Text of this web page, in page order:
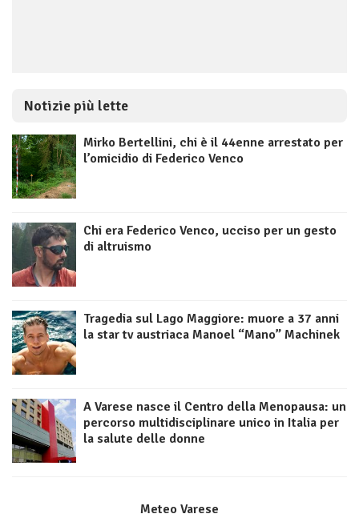
Notizie più lette
Mirko Bertellini, chi è il 44enne arrestato per
l’omicidio di Federico Venco
Chi era Federico Venco, ucciso per un gesto
di altruismo
Tragedia sul Lago Maggiore: muore a 37 anni
la star tv austriaca Manoel “Mano” Machinek
A Varese nasce il Centro della Menopausa: un
percorso multidisciplinare unico in Italia per
la salute delle donne
Meteo Varese